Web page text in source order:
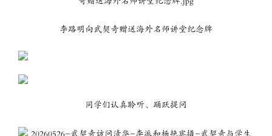
李路明向武契奇赠送海外名师讲堂纪念牌
同学们认真聆听、踊跃提问